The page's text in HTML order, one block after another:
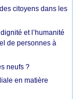
citoyens dans les
et l’humanité
de personnes à
neufs ?
en matière